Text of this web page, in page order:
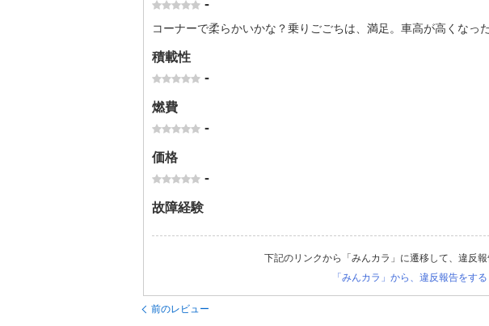
-
コーナーで柔らかいかな？乗りごごちは、満足。車高が高くなっ
積載性
-
燃費
-
価格
-
故障経験
下記のリンクから「みんカラ」に遷移して、違反報
「みんカラ」から、違反報告をする
前のレビュー